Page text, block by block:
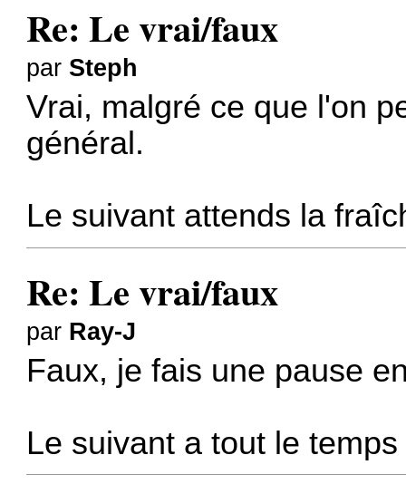
Re: Le vrai/faux
par Steph
Vrai, malgré ce que l'on
général.
Le suivant attends la
Re: Le vrai/faux
par Ray-J
Faux, je fais une pause
Le suivant a tout le